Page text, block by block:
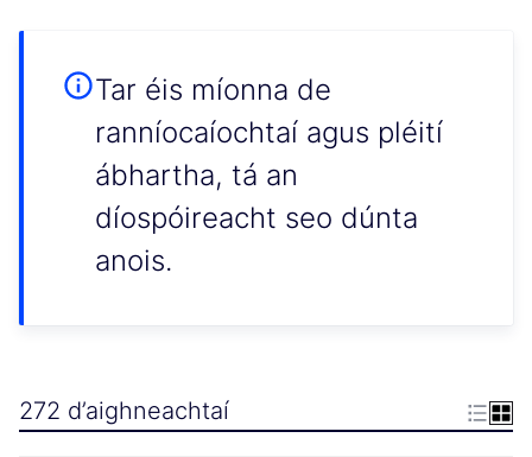
Tar éis míonna de
ranníocaíochtaí agus pléití
ábhartha, tá an
díospóireacht seo dúnta
anois.
272 d’aighneachtaí